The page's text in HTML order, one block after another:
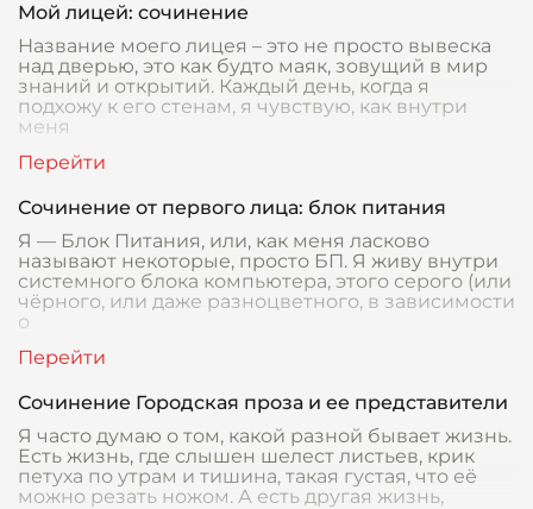
Мой лицей: сочинение
Название моего лицея – это не просто вывеска
над дверью, это как будто маяк, зовущий в мир
знаний и открытий. Каждый день, когда я
подхожу к его стенам, я чувствую, как внутри
меня
Сочинение от первого лица: блок питания
Я — Блок Питания, или, как меня ласково
называют некоторые, просто БП. Я живу внутри
системного блока компьютера, этого серого (или
чёрного, или даже разноцветного, в зависимости
о
Сочинение Городская проза и ее представители
Я часто думаю о том, какой разной бывает жизнь.
Есть жизнь, где слышен шелест листьев, крик
петуха по утрам и тишина, такая густая, что её
можно резать ножом. А есть другая жизнь,